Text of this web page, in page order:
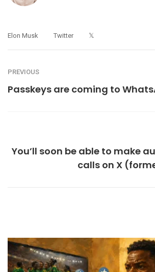
Elon Musk Twitter 𝕏
PREVIOUS
Passkeys are coming to
You’ll soon be able to make
calls on X